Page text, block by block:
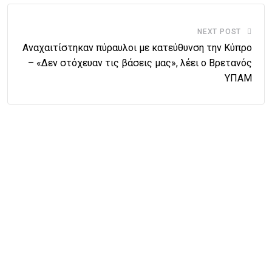
NEXT POST
Αναχαιτίστηκαν πύραυλοι με κατεύθυνση την Κύπρο
– «Δεν στόχευαν τις βάσεις μας», λέει ο Βρετανός
ΥΠΑΜ